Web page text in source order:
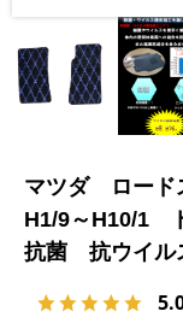
マツダ ロー
H1/9～H10/1
抗菌 抗ウイ